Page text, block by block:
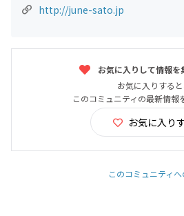
まうと、「自分の暮らし」や「自由
この現実に目を背けることなく、「
したい」と考える人たちの側にしっ
・介護施設に入らないための知識と
・「自宅」か、もしくは「別の場所
で、自分らしく最後まで暮らし続け
http://june-sato.jp
お気に入りして情報を
お気に入りすると
このコミュニティの最新情報
お気に入り
このコミュニティ